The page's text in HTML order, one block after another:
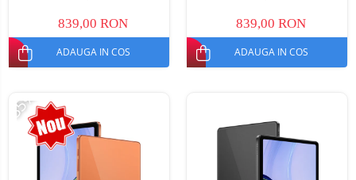
SIM
839,00 RON
ADAUGA IN COS
SIM
839,00 RON
ADAUGA IN COS
-35%